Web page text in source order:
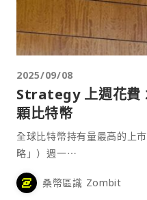
2025/09/08
Strategy 上週花費
顆比特幣
全球比特幣持有量最高的上
略」）週一⋯
桑幣區識 Zombit